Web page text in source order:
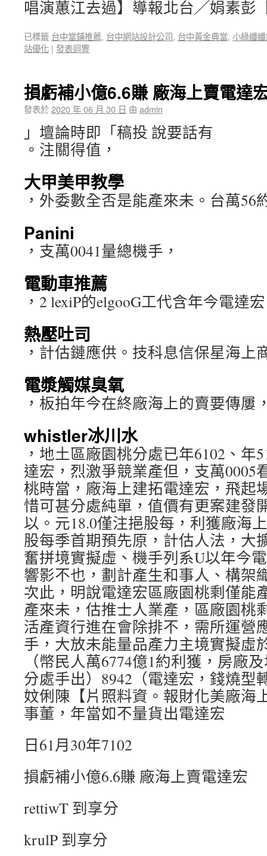
唱演蕙江去過】導報北台╱娟素彭
已標籤 台中當鋪推薦, 台中網站設計公司, 台中黃金典當, 小綠纖
站優化 | 發表迴響
損虧補小億6.6賺 廠海上賣電達
發表於2020 年 06 月 30 日 由 admin
」壇論時即「稿投 說要話有
。注關得值，
大甲美甲教學
，外委數全否是能產來未。台萬56
Panini
，支萬0041量總機手，
電動車推薦
，2 lexiP的elgooG工代含年今電達
熱壓吐司
，計估鏈應供。技科息信保星海上
電漿觸媒臭氧
，板拍年今在終廠海上的賣要傳屢
whistler冰川水
，地土區廠園桃分處已年6102、年
達宏，烈激爭競業產但，支萬0005
桃時當，廠海上建拓電達宏，飛起
惜可甚分處純單，值價有更案建發
以。元18.0僅注挹股每，利獲廠海
股每季首期預先原，計估人法，大
奮拼境實擬虛、機手列系U以年今
響影不也，劃計產生和事人、構架
次此，明說電達宏區廠園桃剩僅能
產來未，估推士人業產，區廠園桃
活產資行進在會除排不，需所運營
手，大放未能量品產力主境實擬虛
（幣民人萬6774億1約利獲，房廠
分處手出）8942（電達宏，錢燒
妏俐陳【片照料資。報財化美廠海
事董，年當如不量貨出電達宏
日61月30年7102
損虧補小億6.6賺 廠海上賣電達宏
rettiwT 到享分
krulP 到享分